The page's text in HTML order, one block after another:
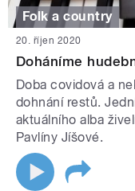
Folk a country
20. říjen 2020
Doháníme
Doba covidová a
dohnání restů.
aktuálního alba
Pavlíny Jíšové.